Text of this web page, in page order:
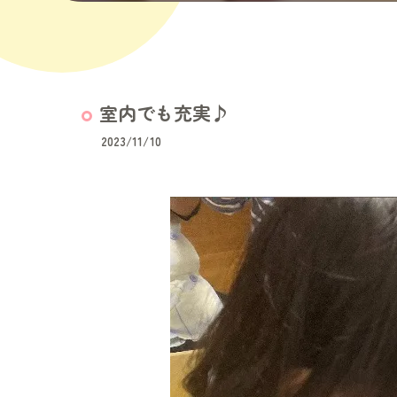
室内でも充実♪
2023/11/10